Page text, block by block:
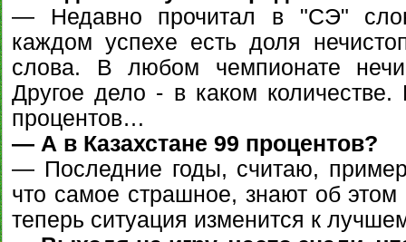
— Недавно прочитал в "СЭ"
каждом успехе есть доля
слова. В любом чемпионате
Другое дело - в каком
процентов…
— А в Казахстане 99 процентов?
— Последние годы, считаю,
что самое страшное, знают об
теперь ситуация изменится к